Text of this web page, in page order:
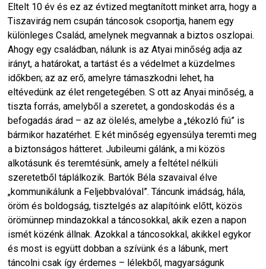
Eltelt 10 év és ez az évtized megtanított minket arra, hogy a
Tiszavirág nem csupán táncosok csoportja, hanem egy
különleges Család, amelynek megvannak a biztos oszlopai.
Ahogy egy családban, nálunk is az Atyai minőség adja az
irányt, a határokat, a tartást és a védelmet a küzdelmes
időkben; az az erő, amelyre támaszkodni lehet, ha
eltévedünk az élet rengetegében. S ott az Anyai minőség, a
tiszta forrás, amelyből a szeretet, a gondoskodás és a
befogadás árad – az az ölelés, amelybe a „tékozló fiú” is
bármikor hazatérhet. E két minőség egyensúlya teremti meg
a biztonságos hátteret. Jubileumi gálánk, a mi közös
alkotásunk és teremtésünk, amely a feltétel nélküli
szeretetből táplálkozik. Bartók Béla szavaival élve
„kommunikálunk a Feljebbvalóval”. Táncunk imádság, hála,
öröm és boldogság, tisztelgés az alapítóink előtt, közös
örömünnep mindazokkal a táncosokkal, akik ezen a napon
ismét közénk állnak. Azokkal a táncosokkal, akikkel egykor
és most is együtt dobban a szívünk és a lábunk, mert
táncolni csak így érdemes – lélekből, magyarságunk